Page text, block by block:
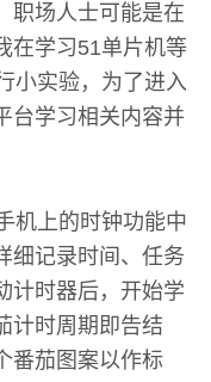
职场人士可能是在
在学习51单片机等
小实验，为了进入
台学习相关内容并
机上的时钟功能中
细记录时间、任务
计时器后，开始学
计时周期即告结
番茄图案以作标